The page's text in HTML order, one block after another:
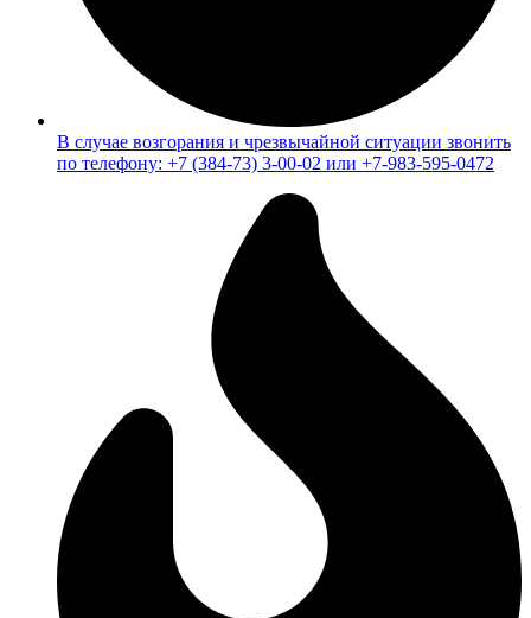
В случае возгорания и чрезвычайной ситуации звонить
по телефону: +7 (384-73) 3-00-02 или +7-983-595-0472